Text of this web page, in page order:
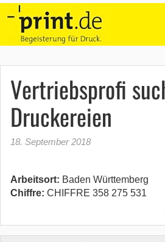
Vertriebsprofi
Druckereien
18. September 2018
Arbeitsort: Baden Württemberg
Chiffre: CHIFFRE 358 275 531